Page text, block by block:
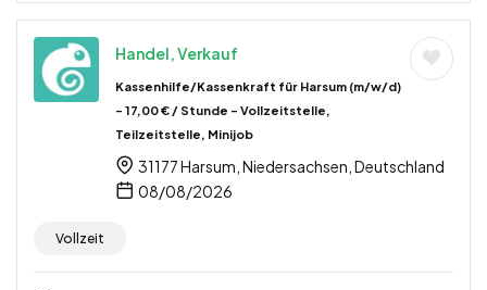
Handel, Verkauf
Kassenhilfe/Kassenkraft für Harsum (m/w/d)
– 17,00 € / Stunde – Vollzeitstelle,
Teilzeitstelle, Minijob
31177 Harsum, Niedersachsen, Deutschland
08/08/2026
Vollzeit